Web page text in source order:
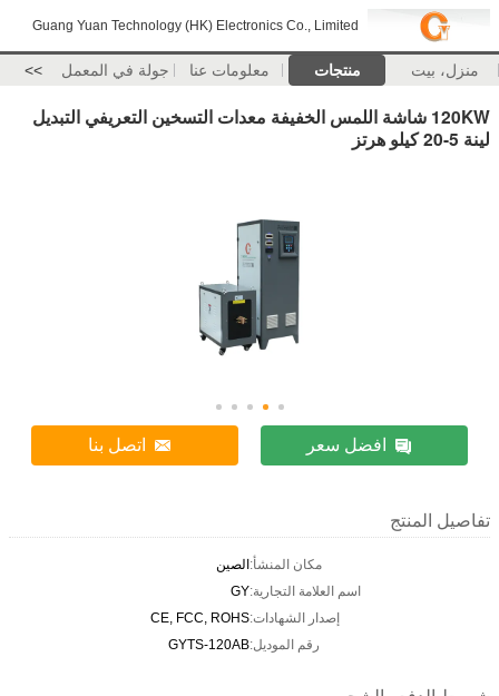
Guang Yuan Technology (HK) Electronics Co., Limited
منزل، بيت منتجات معلومات عنا جولة في المعمل >>
120KW شاشة اللمس الخفيفة معدات التسخين التعريفي التبديل
لينة 5-20 كيلو هرتز
افضل سعر اتصل بنا
تفاصيل المنتج
مكان المنشأ:الصين
اسم العلامة التجارية:GY
إصدار الشهادات:CE, FCC, ROHS
رقم الموديل:GYTS-120AB